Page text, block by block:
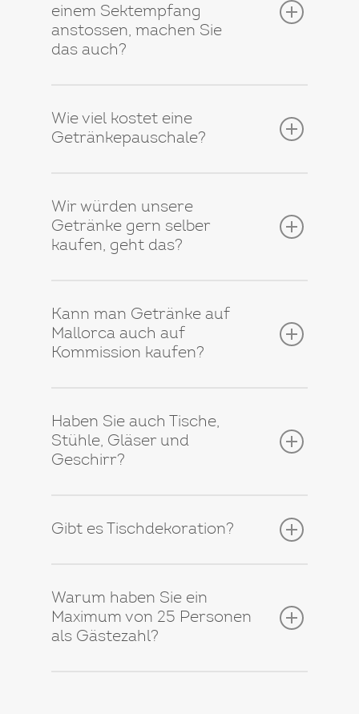
einem Sektempfang
anstossen, machen Sie
das auch?
Wie viel kostet eine
Getränkepauschale?
Wir würden unsere
Getränke gern selber
kaufen, geht das?
Kann man Getränke auf
Mallorca auch auf
Kommission kaufen?
Haben Sie auch Tische,
Stühle, Gläser und
Geschirr?
Gibt es Tischdekoration?
Warum haben Sie ein
Maximum von 25 Personen
als Gästezahl?